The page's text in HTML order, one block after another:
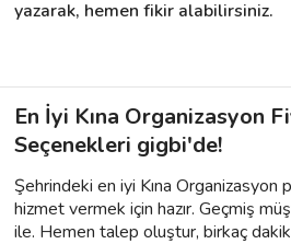
yazarak, hemen fikir alabilirsiniz.
En İyi Kına Organizasyon
Seçenekleri gigbi'de!
Şehrindeki en iyi Kına Organizasyon
hizmet vermek için hazır. Geçmiş
ile. Hemen talep oluştur, birkaç